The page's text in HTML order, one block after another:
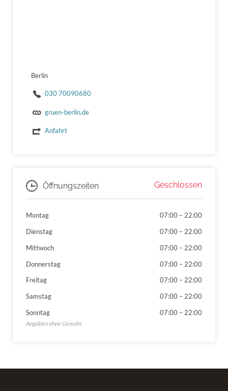
Berlin
030 70090680
gruen-berlin.de
Anfahrt
Öffnungszeiten Geschlossen
Montag 07:00 –22:00
Dienstag
07:00 – 22:00
Mittwoch
07:00 – 22:00
Donnerstag
07:00 – 22:00
Freitag
07:00 –22:00
Samstag
07:00 – 22:00
Sonntag
07:00 – 22:00